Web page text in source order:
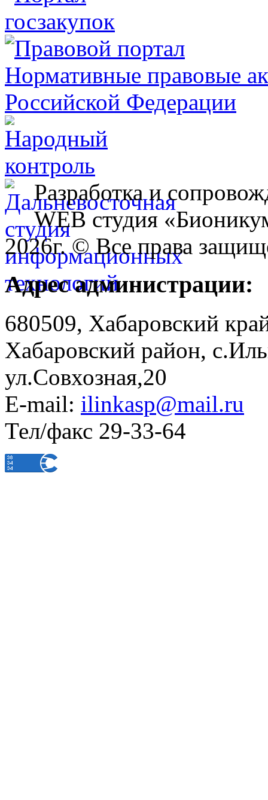
Разработка и
WEB студия
2026г. © Все права
Адрес администрации:
680509, Хабаровский
Хабаровский район,
ул.Совхозная,20
E-mail: ilinkasp@mail.ru
Тел/факс 29-33-64